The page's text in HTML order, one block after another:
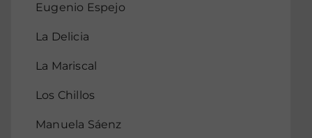
Eugenio Espejo
La Delicia
La Mariscal
Los Chillos
Manuela Sáenz